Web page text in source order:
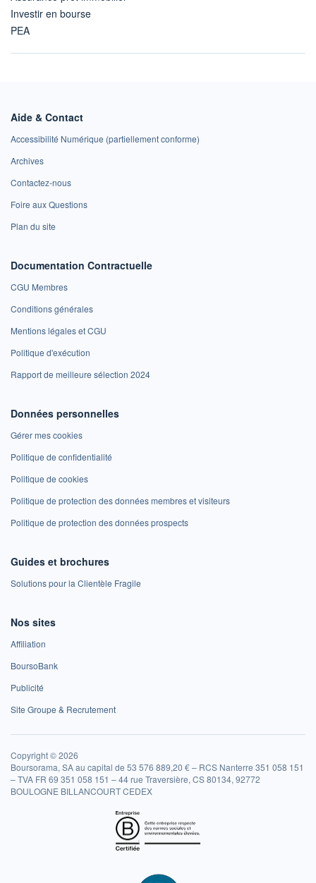
Investir en bourse
PEA
Aide & Contact
Accessibilité Numérique (partiellement conforme)
Archives
Contactez-nous
Foire aux Questions
Plan du site
Documentation Contractuelle
CGU Membres
Conditions générales
Mentions légales et CGU
Politique d'exécution
Rapport de meilleure sélection 2024
Données personnelles
Gérer mes cookies
Politique de confidentialité
Politique de cookies
Politique de protection des données membres et visiteurs
Politique de protection des données prospects
Guides et brochures
Solutions pour la Clientèle Fragile
Nos sites
Affiliation
BoursoBank
Publicité
Site Groupe & Recrutement
Copyright © 2026
Boursorama, SA au capital de 53 576 889,20 € – RCS Nanterre 351 058 151
– TVA FR 69 351 058 151 – 44 rue Traversière, CS 80134, 92772
BOULOGNE BILLANCOURT CEDEX